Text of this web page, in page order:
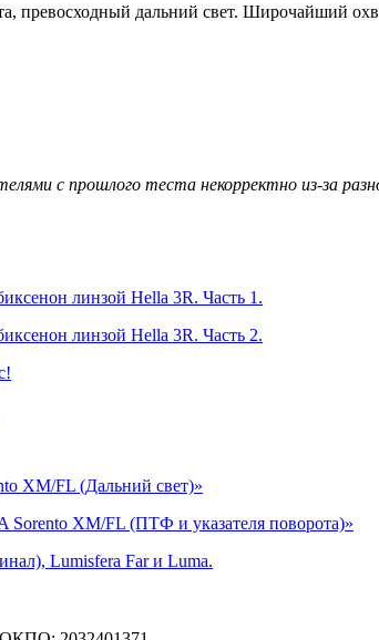
превосходный дальний свет. Широчайший
с прошлого теста некорректно из-за
линзой Hella 3R. Часть 1.
линзой Hella 3R. Часть 2.
XM/FL (Дальний свет)»
XM/FL (ПТФ и указателя поворота)»
Lumisfera Far и Luma.